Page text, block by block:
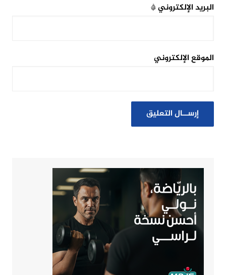
البريد الإلكتروني*
الموقع الإلكتروني